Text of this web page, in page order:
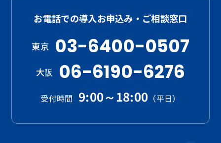
お電話での導入お申込み・ご相談窓口
東京 03-6400-0507
大阪 06-6190-6276
受付時間 9:00～18:00 （平日）